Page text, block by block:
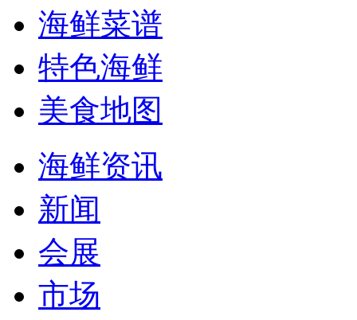
海鲜菜谱
特色海鲜
美食地图
海鲜资讯
新闻
会展
市场